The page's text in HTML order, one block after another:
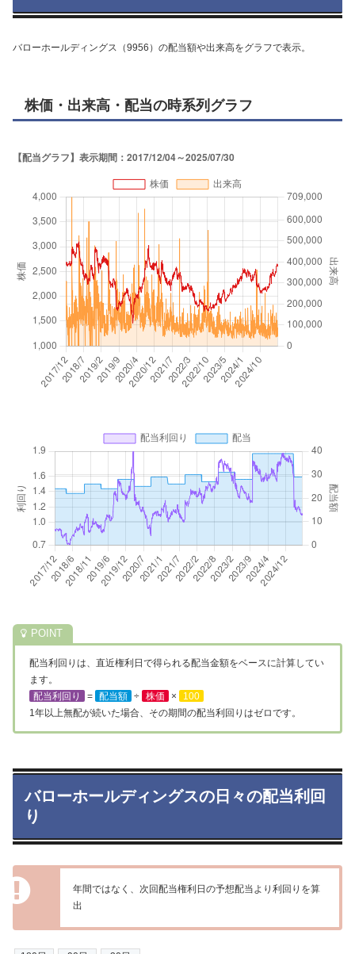
バローホールディングス（9956）の配当額や出来高をグラフで表示。
株価・出来高・配当の時系列グラフ
配当利回りは、直近権利日で得られる配当金額をベースに計算してい
ます。
配当利回り
= 配当額 ÷ 株価 ×
100
1年以上無配が続いた場合、その期間の配当利回りはゼロです。
バローホールディングスの日々の配当利回
り
年間ではなく、次回配当権利日の予想配当より利回りを算
出